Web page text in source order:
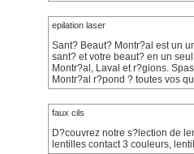
epilation laser
Sant? Beaut? Montr?al est un
sant? et votre beaut? en un
Montr?al, Laval et r?gions.
Montr?al r?pond ? toutes vos
faux cils
D?couvrez notre s?lection de
lentilles contact 3 couleurs,